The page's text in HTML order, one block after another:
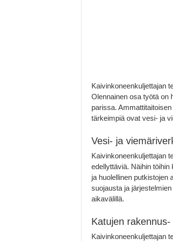
Kaivinkoneenkuljettajan
Olennainen osa työtä on
parissa.
tärkeimpiä ovat vesi- ja
Vesi- ja
Kaivinkoneenkuljettajan
edellyttäviä. Näihin
ja huolellinen putkistojen
suojausta ja
aikavälillä.
Katujen
Kaivinkoneenkuljettajan